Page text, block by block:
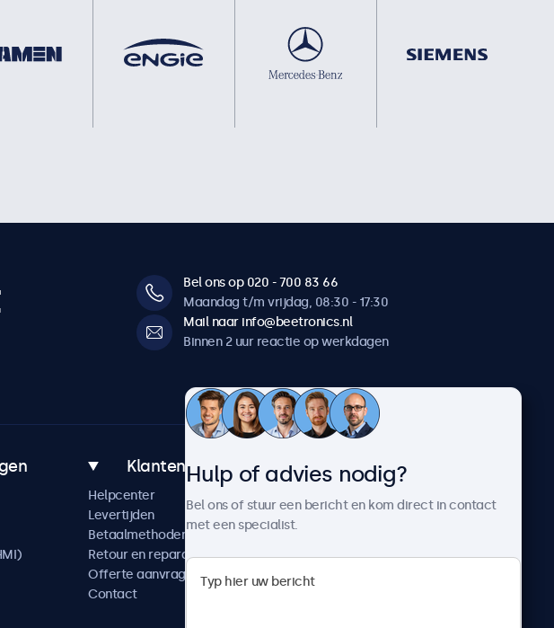
Bel ons op 020 - 700 83 66
Maandag t/m vrijdag, 08:30 - 17:30
Mail naar info@beetronics.nl
Binnen 2 uur reactie op werkdagen
Klantenservice
Helpcenter
Levertijden
Betaalmethoden
Retour en reparatie
Offerte aanvragen
Contact
Over Beetronics
Werken bij Beetronics
Algemene voorwaarden
Hulp of advies nodig?
Bel ons of stuur een bericht en kom direct in contact
met een specialist.